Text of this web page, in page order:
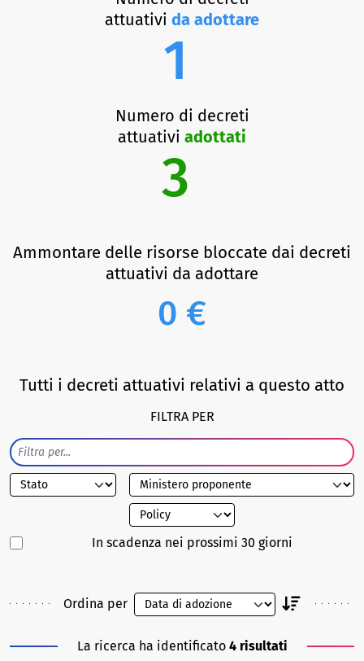
attuativi da adottare
1
Numero di decreti
attuativi adottati
3
Ammontare delle risorse bloccate dai decreti
attuativi da adottare
0 €
Tutti i decreti attuativi relativi a questo atto
FILTRA PER
In scadenza nei prossimi 30 giorni
Ordina per
La ricerca ha identificato 4 risultati